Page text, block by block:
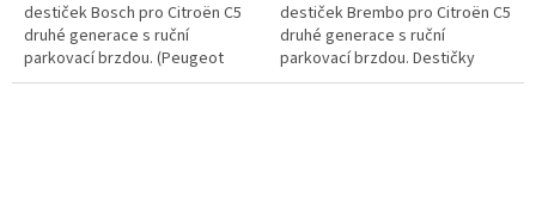
destiček Bosch pro Citroën C5
druhé generace s ruční
parkovací brzdou. (Peugeot
607a 407)
destiček Brembo pro Citroën C5
druhé generace s ruční
parkovací brzdou. Destičky
kvalitou i vlastnostmi